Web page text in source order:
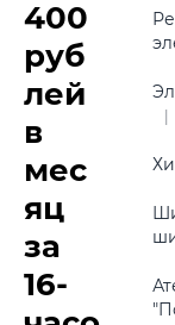
400
руб
лей
в
мес
яц
за
16-